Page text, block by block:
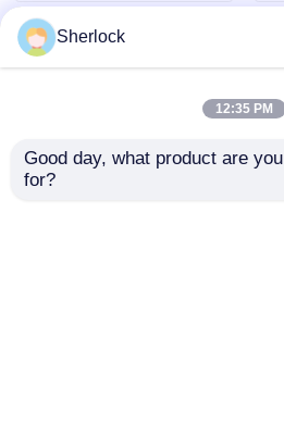
Sherlock
12:35 PM
Good day, what product are
for?